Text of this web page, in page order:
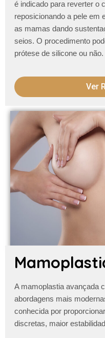
é indicado para reverter o
reposicionando a pele em
as mamas dando
seios. O procedimento
prótese de silicone ou não.
Ver
A mamoplastia avançada
abordagens mais
conhecida por
discretas, maior